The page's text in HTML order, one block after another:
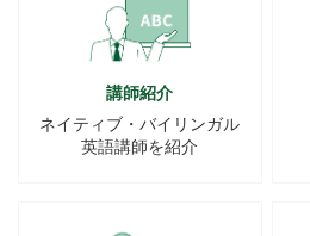
講師紹介
ネイティブ・バイリンガル
英語講師を紹介